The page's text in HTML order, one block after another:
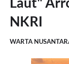
NKRI
WARTA